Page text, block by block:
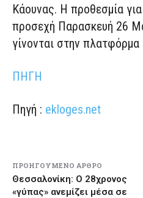
Κάουνας. Η προθεσμία
προσεχή Παρασκευή 26
γίνονται στην
ΠΗΓΗ
Πηγή : ekloges.net
ΠΡΟΗΓΟΎΜΕΝΟ ΆΡΘΡΟ
Θεσσαλονίκη: Ο 28χρονος
«γύπας» ανεμίζει μέσα σε